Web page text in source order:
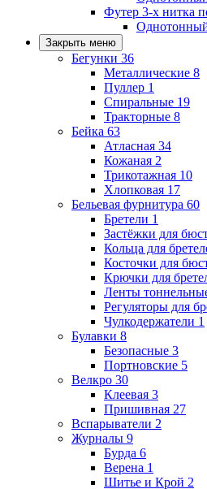
Футер 3-х нитка
Закрыть меню
Бегунки 36
Металлические 8
Пуллер 1
Спиральные 19
Тракторные 8
Бейка 63
Атласная 34
Кожаная 2
Трикотажная 10
Хлопковая 17
Бельевая фурнитура 60
Бретели 1
Застёжки для
Кольца для
Косточки для
Крючки для
Ленты
Регуляторы для
Чулкодержатели 1
Булавки 8
Безопасные 3
Портновские 5
Велкро 30
Клеевая 3
Пришивная 27
Вспарыватели 2
Журналы 9
Бурда 6
Верена 1
Шитье и Крой 2